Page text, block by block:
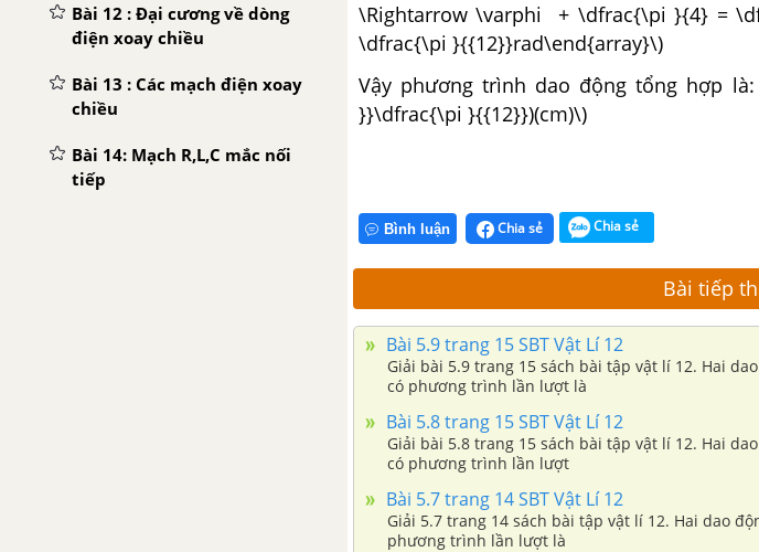
Bài 12 : Đại cương về dòng
điện xoay chiều
Bài 13 : Các mạch điện xoay
chiều
Bài 14: Mạch R,L,C mắc nối
tiếp
\Rightarrow \varphi + \dfrac{\pi }{4} =
\dfrac{\pi }{{12}}rad\end{array}\)
Vậy phương trình dao động tổng hợp
}}\dfrac{\pi }{{12}})(cm)\)
Bình luận Chia sẻ Chia sẻ
Bài tiếp
Bài 5.9 trang 15 SBT Vật Lí 12
Giải bài 5.9 trang 15 sách bài tập vật lí 12. Hai
có phương trình lần lượt là
Bài 5.8 trang 15 SBT Vật Lí 12
Giải bài 5.8 trang 15 sách bài tập vật lí 12. Hai
có phương trình lần lượt
Bài 5.7 trang 14 SBT Vật Lí 12
Giải 5.7 trang 14 sách bài tập vật lí 12. Hai dao
phương trình lần lượt là